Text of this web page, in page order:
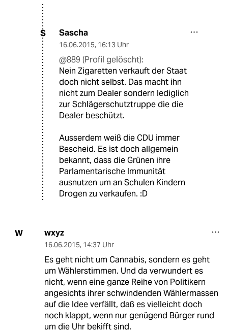
S Sascha
16.06.2015, 16:13 Uhr
@889 (Profil gelöscht):
Nein Zigaretten verkauft der Staat
doch nicht selbst. Das macht ihn
nicht zum Dealer sondern lediglich
zur Schlägerschutztruppe die die
Dealer beschützt.
Ausserdem weiß die CDU immer
Bescheid. Es ist doch allgemein
bekannt, dass die Grünen ihre
Parlamentarische Immunität
ausnutzen um an Schulen Kindern
Drogen zu verkaufen. :D
W wxyz
16.06.2015, 14:37 Uhr
Es geht nicht um Cannabis, sondern es geht
um Wählerstimmen. Und da verwundert es
nicht, wenn eine ganze Reihe von Politikern
angesichts ihrer schwindenden Wählermassen
auf die Idee verfällt, daß es vielleicht doch
noch klappt, wenn nur genügend Bürger rund
um die Uhr bekifft sind.